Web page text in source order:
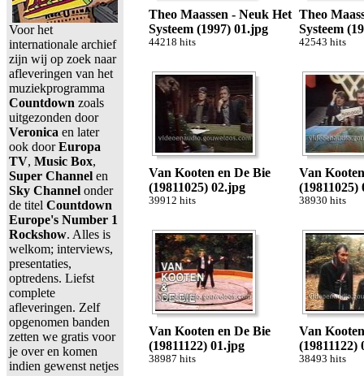
Voor het
internationale archief
zijn wij op zoek naar
afleveringen van het
muziekprogramma
Countdown zoals
uitgezonden door
Veronica en later
ook doorEuropa
TV, Music Box,
Super Channel en
Sky Channel onder
de titel Countdown
Europe's Number 1
Rockshow. Alles is
welkom; interviews,
presentaties,
optredens. Liefst
complete
afleveringen. Zelf
opgenomen banden
zetten we gratis voor
je over en komen
indien gewenst netjes
Theo Maassen - Neuk Het
Systeem (1997) 01.jpg
44218 hits
Theo
Systeem
42543 hits
Van Kooten en De Bie
(19811025) 02.jpg
39912 hits
Van
(19811025)
38930 hits
Van Kooten en De Bie
(19811122) 01.jpg
38987 hits
Van
(19811122)
38493 hits